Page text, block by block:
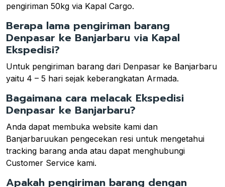
pengiriman 50kg via Kapal Cargo.
Berapa lama pengiriman barang
Denpasar ke Banjarbaru via Kapal
Ekspedisi?
Untuk pengiriman barang dari Denpasar ke Banjarbaru
yaitu 4 – 5 hari sejak keberangkatan Armada.
Bagaimana cara melacak Ekspedisi
Denpasar ke Banjarbaru?
Anda dapat membuka website kami dan
Banjarbaruukan pengecekan resi untuk mengetahui
tracking barang anda atau dapat menghubungi
Customer Service kami.
Apakah pengiriman barang dengan